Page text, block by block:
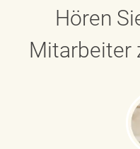
Hören
Mitarbeiter